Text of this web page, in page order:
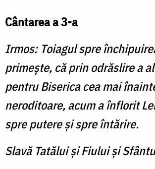
Cântarea a 3-a
Irmos: Toiagul spre
primeşte, că prin odrăslire a
pentru Biserica cea mai
neroditoare, acum a înflorit
spre putere şi spre întărire.
Slavă Tatălui şi Fiului şi